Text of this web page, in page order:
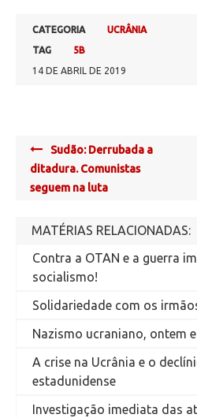
CATEGORIA
UCRÂNIA
TAG
5B
14 DE ABRIL DE 2019
Post
navigation
Sudão: Derrubada a
ditadura. Comunistas
seguem na luta
MATÉRIAS RELACIONADAS:
Contra a OTAN e a guerra
socialismo!
Solidariedade com os
Nazismo ucraniano, ontem
A crise na Ucrânia e o
estadunidense
Investigação imediata das